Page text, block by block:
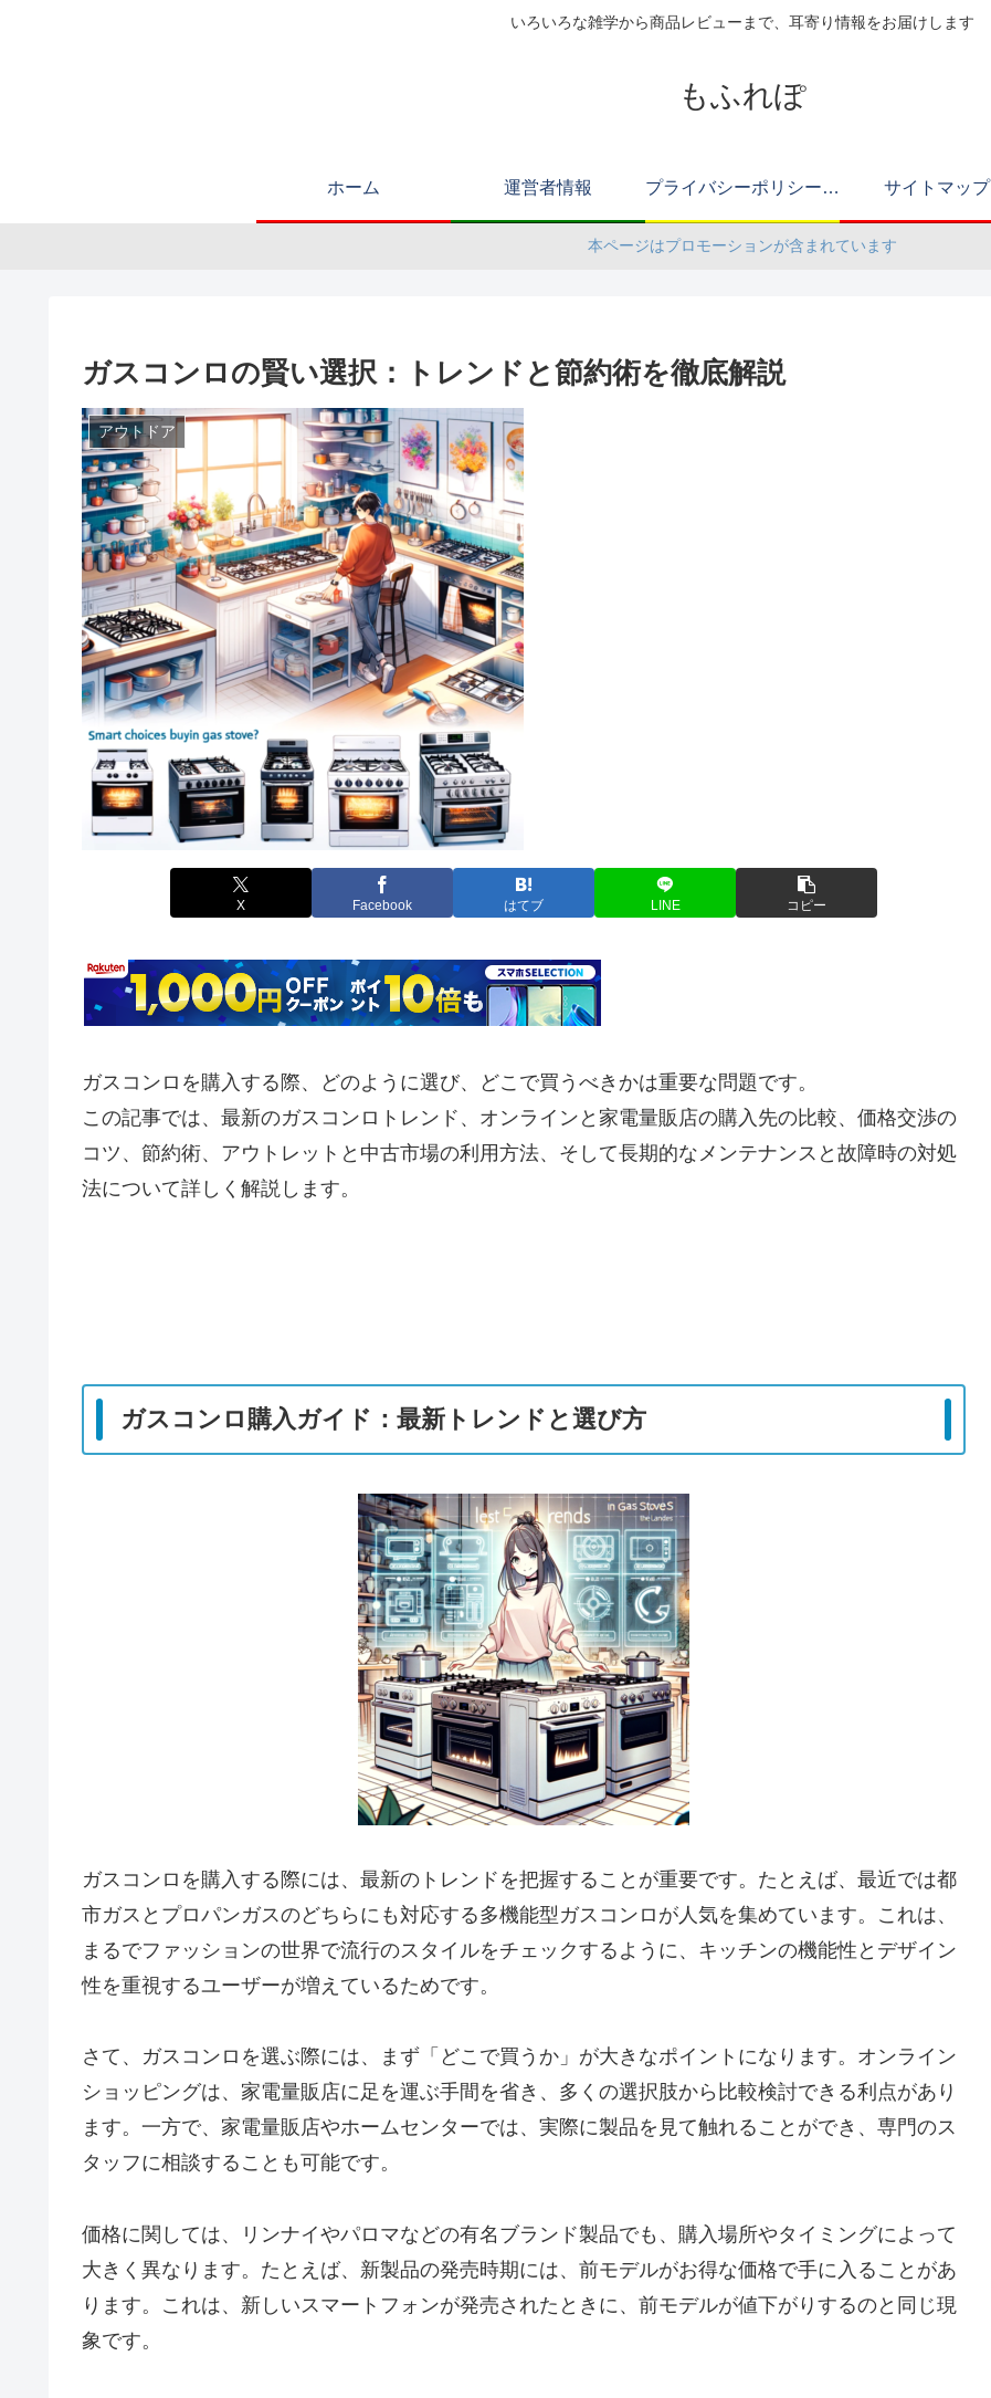
いろいろな雑学から商品レビューまで、耳寄り情報をお届けします
もふれぽ
ホーム 運営者情報 プライバシーポリシー（改正電気通信事業法・外部送信規律に関する事項を含む） サイトマップ
本ページはプロモーションが含まれています
ガスコンロの賢い選択：トレンドと節約術を徹底解説
アウトドア
X Facebook はてブ LINE コピー
ガスコンロを購入する際、どのように選び、どこで買うべきかは重要な問題です。
この記事では、最新のガスコンロトレンド、オンラインと家電量販店の購入先の比較、価格交渉の
コツ、節約術、アウトレットと中古市場の利用方法、そして長期的なメンテナンスと故障時の対処
法について詳しく解説します。
ガスコンロ購入ガイド：最新トレンドと選び方
ガスコンロを購入する際には、最新のトレンドを把握することが重要です。たとえば、最近では都
市ガスとプロパンガスのどちらにも対応する多機能型ガスコンロが人気を集めています。これは、
まるでファッションの世界で流行のスタイルをチェックするように、キッチンの機能性とデザイン
性を重視するユーザーが増えているためです。
さて、ガスコンロを選ぶ際には、まず「どこで買うか」が大きなポイントになります。オンライン
ショッピングは、家電量販店に足を運ぶ手間を省き、多くの選択肢から比較検討できる利点があり
ます。一方で、家電量販店やホームセンターでは、実際に製品を見て触れることができ、専門のス
タッフに相談することも可能です。
価格に関しては、リンナイやパロマなどの有名ブランド製品でも、購入場所やタイミングによって
大きく異なります。たとえば、新製品の発売時期には、前モデルがお得な価格で手に入ることがあ
ります。これは、新しいスマートフォンが発売されたときに、前モデルが値下がりするのと同じ現
象です。